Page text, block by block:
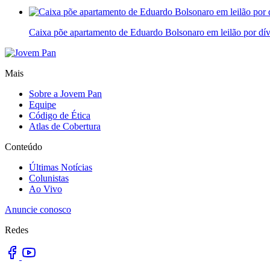
Caixa põe apartamento de Eduardo Bolsonaro em leilão por
Mais
Sobre a Jovem Pan
Equipe
Código de Ética
Atlas de Cobertura
Conteúdo
Últimas Notícias
Colunistas
Ao Vivo
Anuncie conosco
Redes